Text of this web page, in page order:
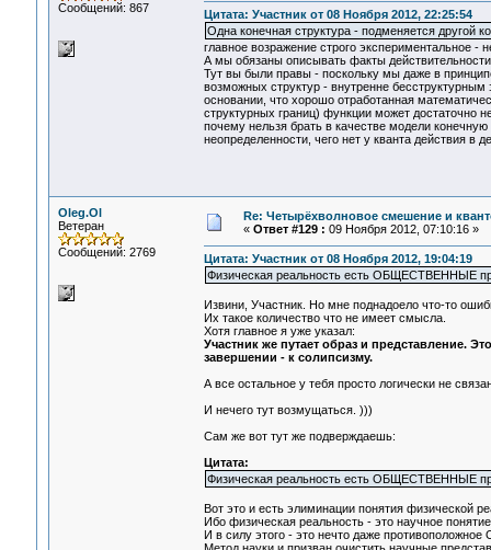
Сообщений: 867
Цитата: Участник от 08 Ноября 2012, 22:25:54
Одна конечная структура - подменяется другой
главное возражение строго экспериментальное -
А мы обязаны описывать факты
Тут вы были правы - поскольку мы даже в
возможных структур - внутренне
основании, что хорошо отработанная
структурных границ) функции может достаточно
почему нельзя брать в качестве модели
неопределенности, чего нет у кванта действия в
Oleg.Ol
Ветеран
Сообщений: 2769
Re: Четырёхволновое смешение и
« Ответ #129 : 09 Ноября 2012, 07:10:16 »
Цитата: Участник от 08 Ноября 2012, 19:04:19
Физическая реальность есть ОБЩЕСТВЕННЫЕ
Извини, Участник. Но мне поднадоело что-то
Их такое количество что не имеет смысла.
Хотя главное я уже указал:
Участник же путает образ и представление.
завершении - к солипсизму.
А все остальное у тебя просто логически не
И нечего тут возмущаться. )))
Сам же вот тут же подверждаешь:
Цитата:
Физическая реальность есть ОБЩЕСТВЕННЫЕ
Вот это и есть элиминации понятия физической
Ибо физическая реальность - это научное
И в силу этого - это нечто даже